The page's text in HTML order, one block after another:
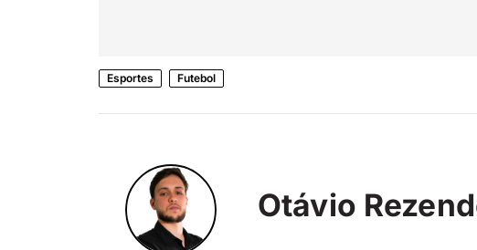
Esportes Futebol
Otávio